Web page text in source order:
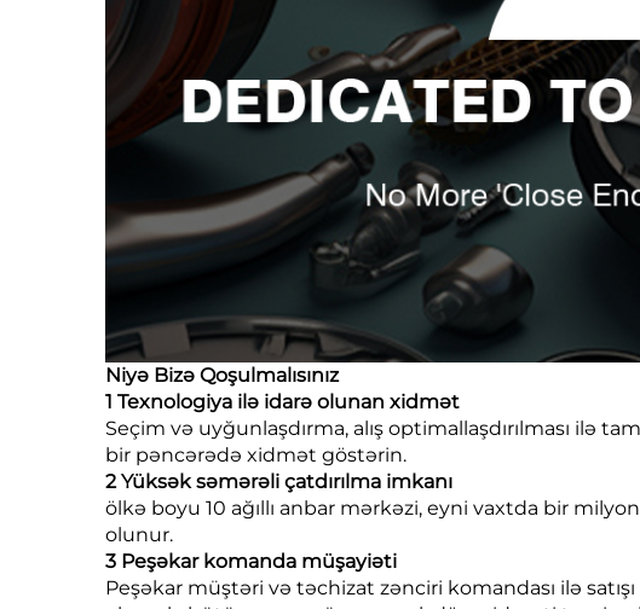
Niyə Bizə Qoşulmalısınız
1 Texnologiya ilə idarə olunan xidmət
Seçim və uyğunlaşdırma, alış optimallaşdırılması ilə
bir pəncərədə xidmət göstərin.
2 Yüksək səmərəli çatdırılma imkanı
ölkə boyu 10 ağıllı anbar mərkəzi, eyni vaxtda bir
olunur.
3 Peşəkar komanda müşayiəti
Peşəkar müştəri və təchizat zənciri komandası ilə